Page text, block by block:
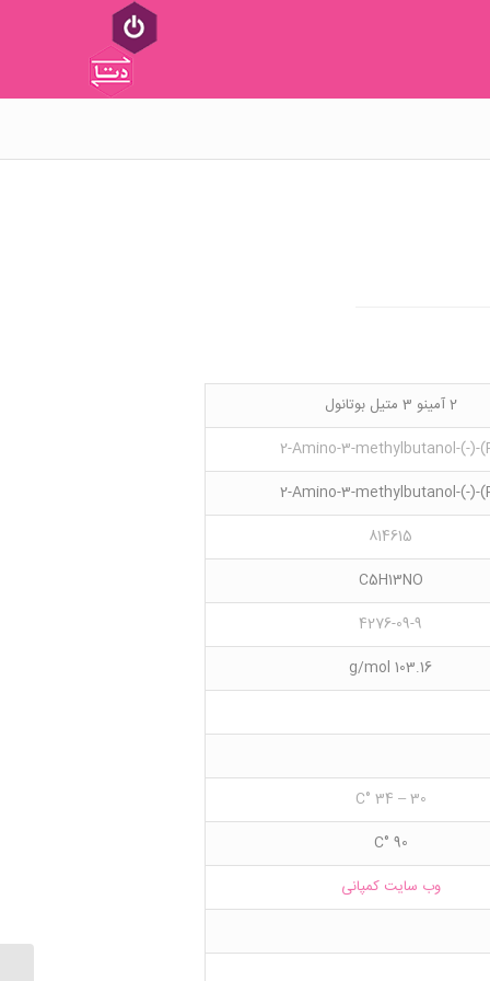
2 آمینو 3 متیل بوتانول
814615
C5H13NO
4276-09-9
103.16 g/mol
30 – 34 °C
90 °C
وب سایت کمپانی